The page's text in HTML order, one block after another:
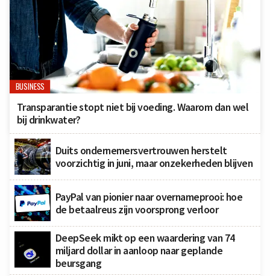
BUSINESS
Transparantie stopt niet bij voeding. Waarom dan wel
bij drinkwater?
Duits ondernemersvertrouwen herstelt
voorzichtig in juni, maar onzekerheden blijven
PayPal van pionier naar overnameprooi: hoe
de betaalreus zijn voorsprong verloor
DeepSeek mikt op een waardering van 74
miljard dollar in aanloop naar geplande
beursgang